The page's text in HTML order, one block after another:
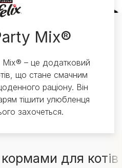
Mix®
– це додатковий
що стане смачним
раціону. Він
тішити улюбленця
захочеться.
для котів